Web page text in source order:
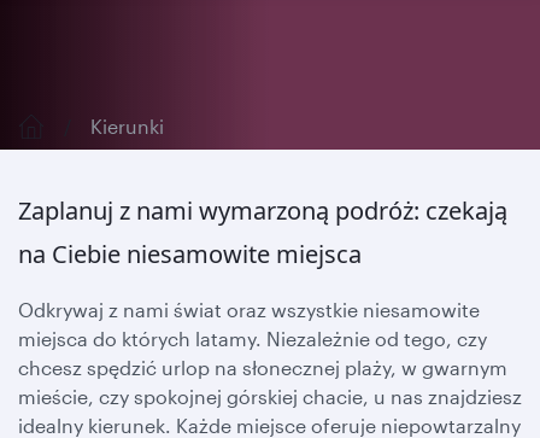
Kierunki
Zaplanuj z nami wymarzoną podróż: czekają
na Ciebie niesamowite miejsca
Odkrywaj z nami świat oraz wszystkie niesamowite
miejsca do których latamy. Niezależnie od tego, czy
chcesz spędzić urlop na słonecznej plaży, w gwarnym
mieście, czy spokojnej górskiej chacie, u nas znajdziesz
idealny kierunek. Każde miejsce oferuje niepowtarzalny